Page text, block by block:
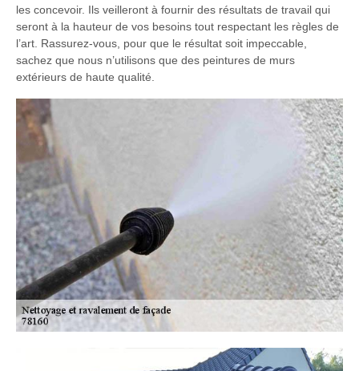
les concevoir. Ils veilleront à fournir des résultats de travail qui
seront à la hauteur de vos besoins tout respectant les règles de
l’art. Rassurez-vous, pour que le résultat soit impeccable,
sachez que nous n’utilisons que des peintures de murs
extérieurs de haute qualité.